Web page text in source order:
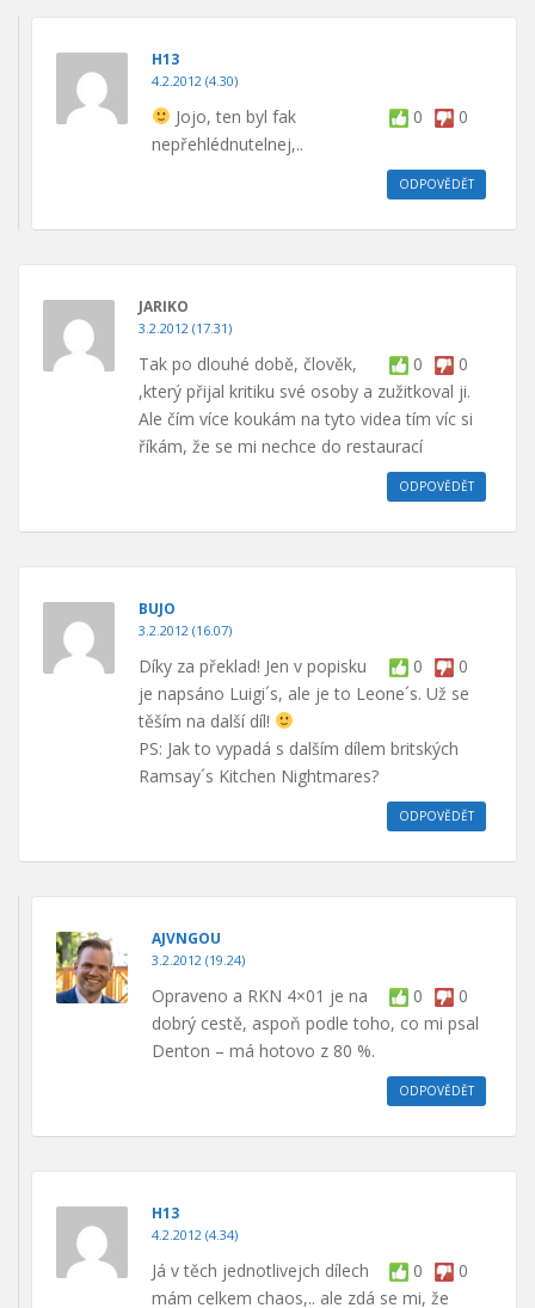
H13
4.2.2012 (4.30)
0 0
Jojo, ten byl fak
nepřehlédnutelnej,..
ODPOVĚDĚT
JARIKO
3.2.2012 (17.31)
0 0
Tak po dlouhé době, člověk,
,který přijal kritiku své osoby a zužitkoval ji.
Ale čím více koukám na tyto videa tím víc si
říkám, že se mi nechce do restaurací
ODPOVĚDĚT
BUJO
3.2.2012 (16.07)
0 0
Díky za překlad! Jen v popisku
je napsáno Luigi´s, ale je to Leone´s. Už se
těším na další díl!
PS: Jak to vypadá s dalším dílem britských
Ramsay´s Kitchen Nightmares?
ODPOVĚDĚT
AJVNGOU
3.2.2012 (19.24)
0 0
Opraveno a RKN 4×01 je na
dobrý cestě, aspoň podle toho, co mi psal
Denton – má hotovo z 80 %.
ODPOVĚDĚT
H13
4.2.2012 (4.34)
0 0
Já v těch jednotlivejch dílech
mám celkem chaos,.. ale zdá se mi, že